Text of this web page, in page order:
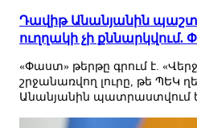
Դավիթ Անանյանին
ուղղակի չի քննարկվում.
«Փաստ» թերթը գրում է.
շրջանառվող լուրը, թե ՊԵԿ
Անանյանին պատրաստվում